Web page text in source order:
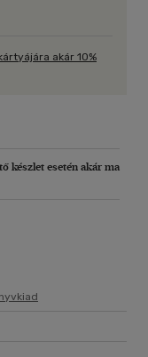
akár 10%
készlet esetén akár ma